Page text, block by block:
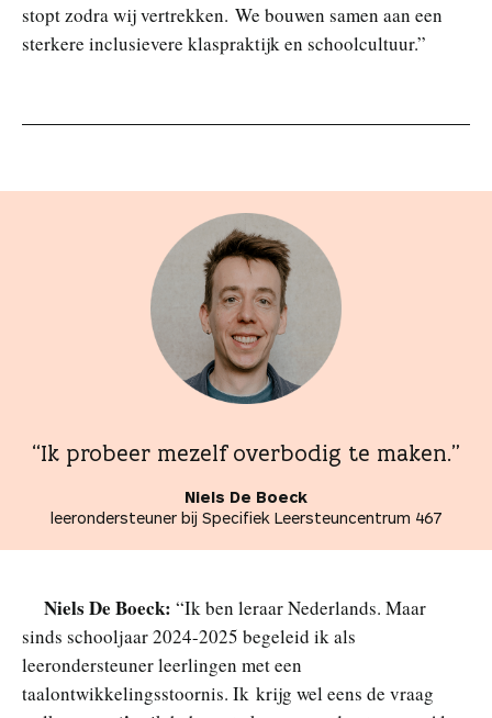
stopt zodra wij vertrekken. We bouwen samen aan een
sterkere inclusievere klaspraktijk en schoolcultuur.”
“Ik probeer mezelf overbodig te maken.”
Niels De Boeck
leerondersteuner bij Specifiek Leersteuncentrum 467
Niels De Boeck: “Ik ben leraar Nederlands. Maar
sinds schooljaar 2024-2025 begeleid ik als
leerondersteuner leerlingen met een
taalontwikkelingsstoornis. Ik krijg wel eens de vraag